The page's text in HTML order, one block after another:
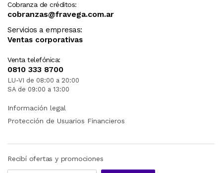
Cobranza de créditos:
cobranzas@fravega.com.ar
Servicios a empresas:
Ventas corporativas
Venta telefónica:
0810 333 8700
LU-VI de 08:00 a 20:00
SA de 09:00 a 13:00
Información legal
Protección de Usuarios Financieros
Recibí ofertas y promociones